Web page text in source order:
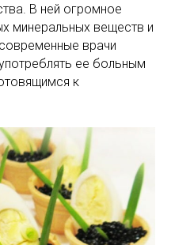
В ней огромное
минеральных веществ и
врачи
ее больным
к